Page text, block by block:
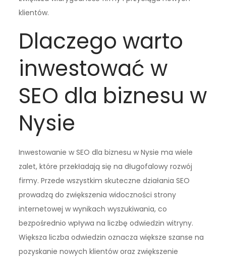
klientów.
Dlaczego warto
inwestować w
SEO dla biznesu w
Nysie
Inwestowanie w SEO dla biznesu w Nysie ma wiele
zalet, które przekładają się na długofalowy rozwój
firmy. Przede wszystkim skuteczne działania SEO
prowadzą do zwiększenia widoczności strony
internetowej w wynikach wyszukiwania, co
bezpośrednio wpływa na liczbę odwiedzin witryny.
Większa liczba odwiedzin oznacza większe szanse na
pozyskanie nowych klientów oraz zwiększenie